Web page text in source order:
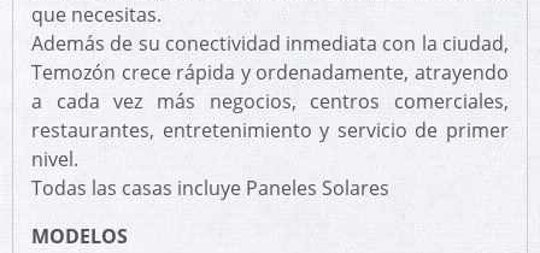
que necesitas.
Además de su conectividad inmediata con la ciudad,
Temozón crece rápida y ordenadamente, atrayendo
a cada vez más negocios, centros comerciales,
restaurantes, entretenimiento y servicio de primer
nivel.
Todas las casas incluye Paneles Solares
MODELOS